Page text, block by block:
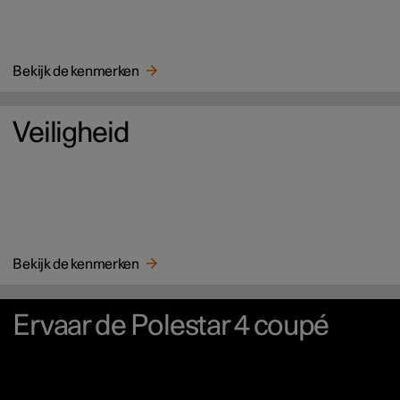
Bekijk de kenmerken
Veiligheid
Bekijk de kenmerken
Ervaar de Polestar 4 coupé